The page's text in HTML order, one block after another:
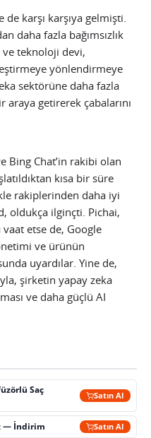
karşı karşıya gelmişti.
daha fazla bağımsızlık
ve teknoloji devi,
yönlendirmeye
sektörüne daha fazla
araya getirerek çabalarını
Bing Chat’in rakibi olan
kısa bir süre
rakiplerinden daha iyi
oldukça ilginçti. Pichai,
etse de, Google
ve ürünün
uyardılar. Yine de,
şirketin yapay zeka
ve daha güçlü AI
Saç
Satın Al
— İndirim Satın Al